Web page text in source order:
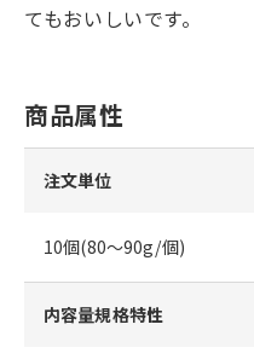
てもおいしいです。
商品属性
注文単位
10個(80～90g/個)
内容量規格特性